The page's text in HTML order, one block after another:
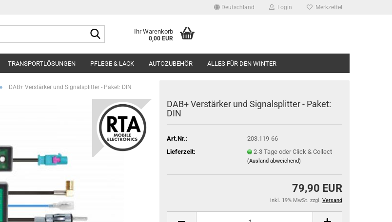
Deutschland Login Merkzettel
Ihr Warenkorb
0,00 EUR
TRANSPORTLÖSUNGEN PFLEGE & LACK AUTOZUBEHÖR ALLES FÜR DEN WINTER
» DAB+ Verstärker und Signalsplitter - Paket: DIN
DAB+ Verstärker und Signalsplitter - Paket:
DIN
Art.Nr.:
203.119-66
Lieferzeit:
2-3 Tage oder Click & Collect
(Ausland abweichend)
79,90 EUR
inkl. 19% MwSt. zzgl. Versand